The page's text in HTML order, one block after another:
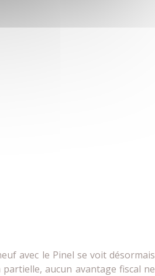
avec le Pinel se voit désormais
aucun avantage fiscal ne